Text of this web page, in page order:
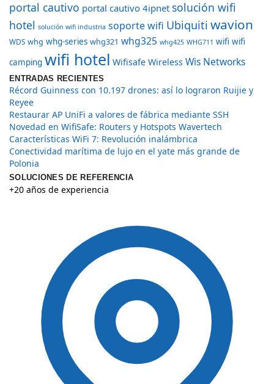
portal cautivo portal cautivo 4ipnet solución wifi
hotel solución wifi industria soporte wifi Ubiquiti wavion
WDS whg whg-series whg321 whg325 whg425 WHG711 wifi wifi
camping wifi hotel Wifisafe Wireless Wis Networks
ENTRADAS RECIENTES
Récord Guinness con 10.197 drones: así lo lograron Ruijie y
Reyee
Restaurar AP UniFi a valores de fábrica mediante SSH
Novedad en WifiSafe: Routers y Hotspots Wavertech
Características WiFi 7: Revolución inalámbrica
Conectividad marítima de lujo en el yate más grande de
Polonia
SOLUCIONES DE REFERENCIA
+20 años de experiencia